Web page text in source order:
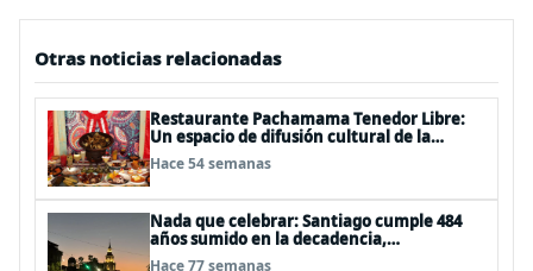
Otras noticias relacionadas
Restaurante Pachamama Tenedor Libre:
Un espacio de difusión cultural de la
gastronomía andina peruana
Hace 54 semanas
Nada que celebrar: Santiago cumple 484
años sumido en la decadencia,
delincuencia y abandono
Hace 77 semanas